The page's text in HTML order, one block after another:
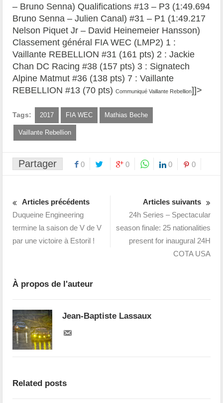
– Bruno Senna) Qualifications #13 – P3 (1:49.694
Bruno Senna – Julien Canal) #31 – P1 (1:49.217
Nelson Piquet Jr – David Heinemeier Hansson)
Classement général FIA WEC (LMP2) 1 :
Vaillante REBELLION #31 (161 pts) 2 : Jackie
Chan DC Racing #38 (157 pts) 3 : Signatech
Alpine Matmut #36 (138 pts) 7 : Vaillante
REBELLION #13 (70 pts)Communiqué Vaillante Rebellion]]>
Tags: 2017 FIA WEC Mathias Beche
Vaillante Rebellion
Partager 0 0 0 0
Articles précédents
Duqueine Engineering
termine la saison de V de V
par une victoire à Estoril !
Articles suivants
24h Series – Spectacular
season finale: 25 nationalities
present for inaugural 24H
COTA USA
À propos de l'auteur
Jean-Baptiste Lassaux
Related posts